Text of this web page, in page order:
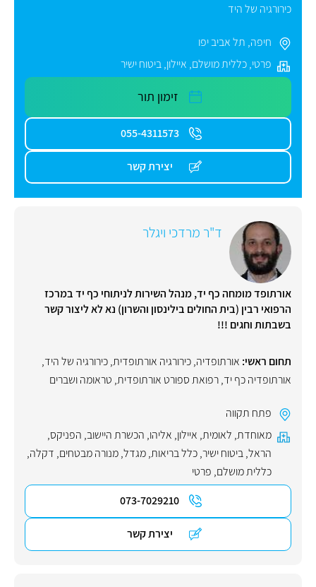
כירורגיה של היד
חיפה, תל אביב יפו
פרטי,כללית מושלם, איילון,ביטוח ישיר
זימון תור
055-4311573
יצירת קשר
ד"ר מרדכי ויגלר
אורתופד מומחה כף יד, מנהל השירות לניתוחי כף יד במרכז
הרפואי רבין (בית החולים בילינסון והשרון) נא לא ליצור קשר
בשבתות וחגים !!!
תחום ראשי: אורתופדיה,כירורגיה אורתופדית,כירורגיה של היד,
אורתופדיה כף יד,רפואת ספורט אורתופדית, טראומה ושברים
פתח תקווה
מאוחדת, לאומית, איילון, אליהו, הכשרת היישוב, הפניקס,
הראל,ביטוח ישיר,כלל בריאות,מגדל,מנורה מבטחים, דקלה,
כללית מושלם, פרטי
073-7029210
יצירת קשר